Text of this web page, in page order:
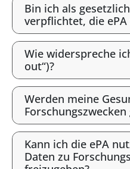
Bin ich als
verpflichtet, die ePA
Wie widerspreche
out“)?
Werden meine
Kann ich die ePA
Daten zu